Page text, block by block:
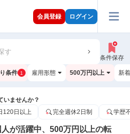
会員登録 ログイン
す
条件保存
条件 1 雇用形態 500万円以上 新
いませんか？
120日以上 完全週休2日制 学歴
が活躍中、500万円以上の転